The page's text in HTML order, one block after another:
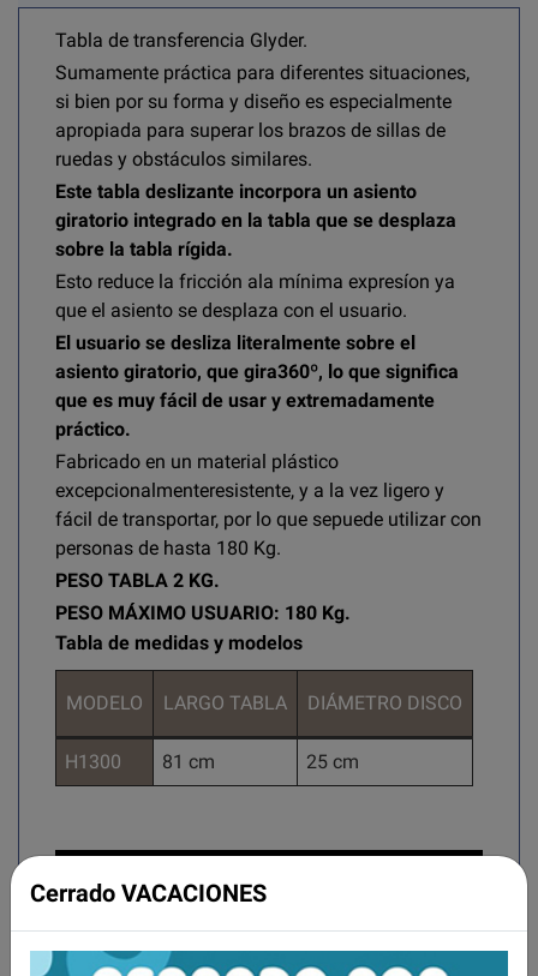
Tabla de transferencia Glyder.
Sumamente práctica para diferentes situaciones,
si bien por su forma y diseño es especialmente
apropiada para superar los brazos de sillas de
ruedas y obstáculos similares.
Este tabla deslizante incorpora un asiento
giratorio integrado en la tabla que se desplaza
sobre la tabla rígida.
Esto reduce la fricción ala mínima expresíon ya
que el asiento se desplaza con el usuario.
El usuario se desliza literalmente sobre el
asiento giratorio, que gira360º, lo que significa
que es muy fácil de usar y extremadamente
práctico.
Fabricado en un material plástico
excepcionalmenteresistente, y a la vez ligero y
fácil de transportar, por lo que sepuede utilizar con
personas de hasta 180 Kg.
PESO TABLA 2 KG.
PESO MÁXIMO USUARIO: 180 Kg.
Tabla de medidas y modelos
MODELO LARGO TABLA DIÁMETRO DISCO
H1300 81 cm 25 cm
Cerrado VACACIONES